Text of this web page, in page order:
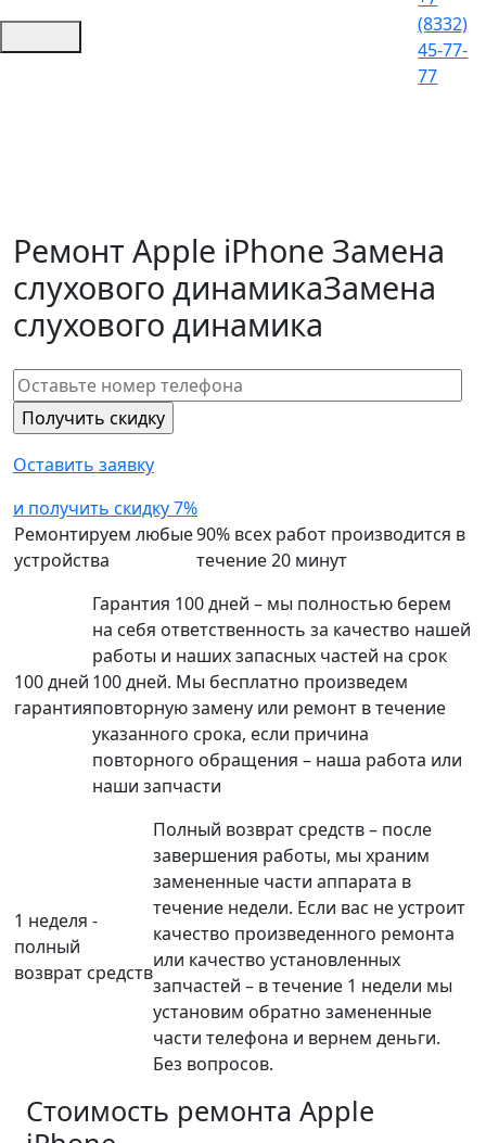
(8332)
45-77-
77
Ремонт Apple iPhone Замена
слухового динамикаЗамена
слухового динамика
Оставить заявку
и получить скидку 7%
Ремонтируем любые
устройства
90% всех работ производится в
течение 20 минут
100 дней
гарантия
Гарантия 100 дней – мы полностью берем
на себя ответственность за качество нашей
работы и наших запасных частей на срок
100 дней. Мы бесплатно произведем
повторную замену или ремонт в течение
указанного срока, если причина
повторного обращения – наша работа или
наши запчасти
1 неделя -
полный
возврат средств
Полный возврат средств – после
завершения работы, мы храним
замененные части аппарата в
течение недели. Если вас не устроит
качество произведенного ремонта
или качество установленных
запчастей – в течение 1 недели мы
установим обратно замененные
части телефона и вернем деньги.
Без вопросов.
Стоимость ремонта Apple